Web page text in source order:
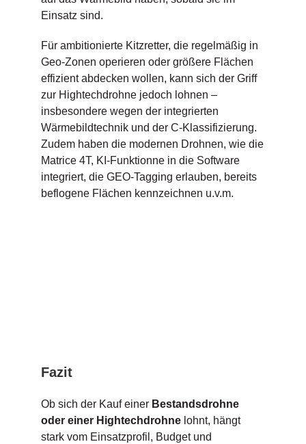
Einsatz sind.
Für ambitionierte Kitzretter, die regelmäßig in
Geo-Zonen operieren oder größere Flächen
effizient abdecken wollen, kann sich der Griff
zur Hightechdrohne jedoch lohnen –
insbesondere wegen der integrierten
Wärmebildtechnik und der C-Klassifizierung.
Zudem haben die modernen Drohnen, wie die
Matrice 4T, KI-Funktionne in die Software
integriert, die GEO-Tagging erlauben, bereits
beflogene Flächen kennzeichnen u.v.m.
Fazit
Ob sich der Kauf einer Bestandsdrohne
oder einer Hightechdrohnelohnt, hängt
stark vom Einsatzprofil, Budget und